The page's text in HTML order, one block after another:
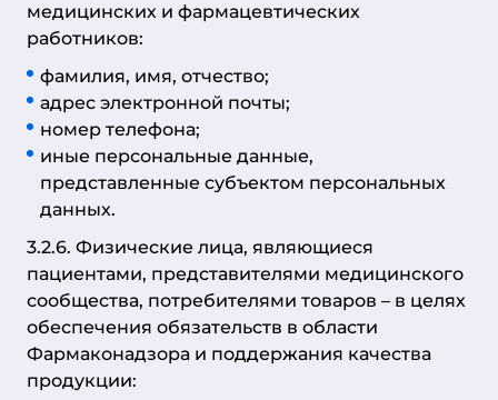
медицинских и фармацевтических
работников:
фамилия, имя, отчество;
адрес электронной почты;
номер телефона;
иные персональные данные,
представленные субъектом персональных
данных.
3.2.6. Физические лица, являющиеся
пациентами, представителями медицинского
сообщества, потребителями товаров – в целях
обеспечения обязательств в области
Фармаконадзора и поддержания качества
продукции: